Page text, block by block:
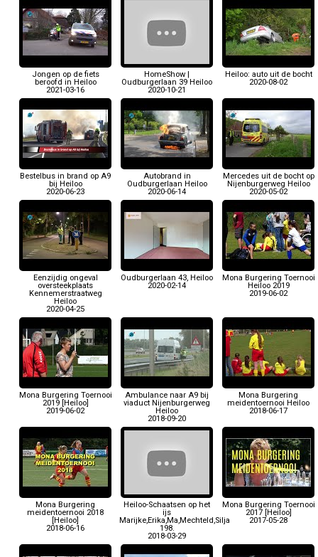
Jongen op de fiets
beroofd in Heiloo
2021-03-16
HomeShow |
Oudburgerlaan 39 Heiloo
2020-10-21
Heiloo: auto uit de bocht
2020-08-02
Bestelbus in brand op A9
bij Heiloo
2020-06-23
Autobrand in
Oudburgerlaan Heiloo
2020-06-14
Mercedes uit de bocht op
Nijenburgerweg Heiloo
2020-05-02
Eenzijdig ongeval
oversteekplaats
Kennemerstraatweg
Heiloo
2020-04-25
Oudburgerlaan 43, Heiloo
2020-02-14
Mona Burgering Toernooi
Heiloo 2019
2019-06-02
Mona Burgering Toernooi
2019 [Heiloo]
2019-06-02
Ambulance naar A9 bij
viaduct Nijenburgerweg
Heiloo
2018-09-20
Mona Burgering
meidentoernooi Heiloo
2018-06-17
Mona Burgering
meidentoernooi 2018
[Heiloo]
2018-06-16
Heiloo-Schaatsen op het
ijs
Marijke,Erika,Ma,Mechteld,Silja
198.
2018-03-29
Mona Burgering Toernooi
2017 [Heiloo]
2017-05-28